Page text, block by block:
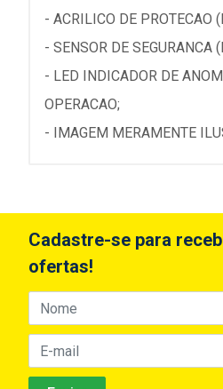
- ACRILICO DE PROTECAO
- SENSOR DE SEGURANCA
- LED INDICADOR DE
OPERACAO;
- IMAGEM MERAMENTE
Cadastre-se para
ofertas!